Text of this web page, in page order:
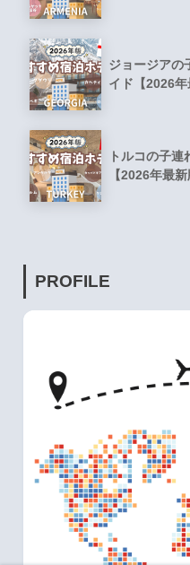
ジョージアの
イド【2026年
トルコの子
【2026年最新
PROFILE